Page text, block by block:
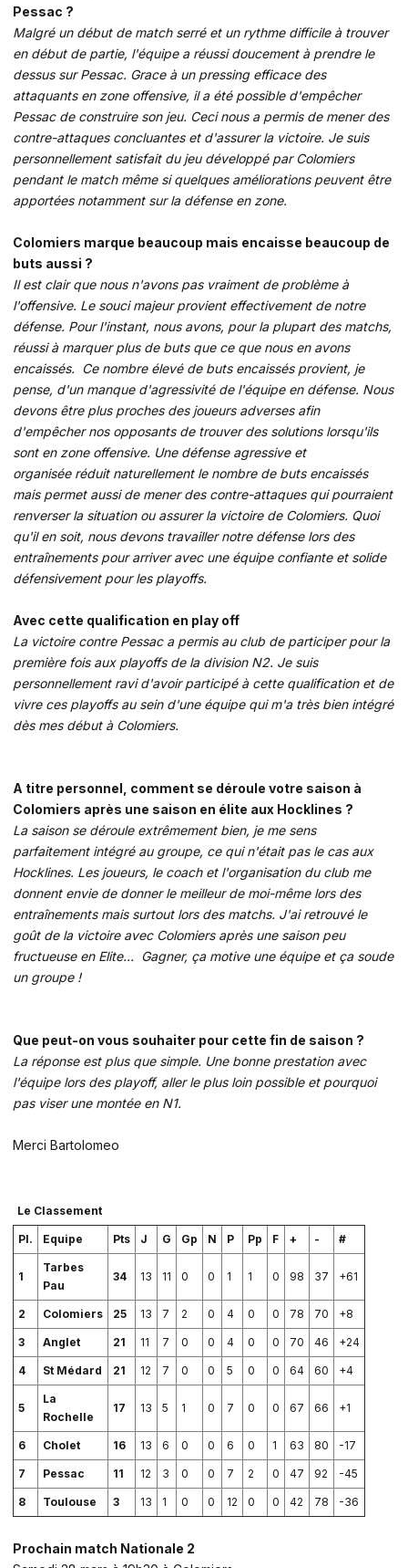
Pessac ?
Malgré un début de match serré et un rythme difficile à trouver
en début de partie, l'équipe a réussi doucement à prendre le
dessus sur Pessac. Grace à un pressing efficace des
attaquants en zone offensive, il a été possible d'empêcher
Pessac de construire son jeu. Ceci nous a permis de mener des
contre-attaques concluantes et d'assurer la victoire. Je suis
personnellement satisfait du jeu développé par Colomiers
pendant le match même si quelques améliorations peuvent être
apportées notamment sur la défense en zone.
Colomiers marque beaucoup mais encaisse beaucoup de
buts aussi ?
Il est clair que nous n'avons pas vraiment de problème à
l'offensive. Le souci majeur provient effectivement de notre
défense. Pour l'instant, nous avons, pour la plupart des matchs,
réussi à marquer plus de buts que ce que nous en avons
encaissés. Ce nombre élevé de buts encaissés provient, je
pense, d'un manque d'agressivité de l'équipe en défense. Nous
devons être plus proches des joueurs adverses afin
d'empêcher nos opposants de trouver des solutions lorsqu'ils
sont en zone offensive. Une défense agressive et
organisée réduit naturellement le nombre de buts encaissés
mais permet aussi de mener des contre-attaques qui pourraient
renverser la situation ou assurer la victoire de Colomiers. Quoi
qu'il en soit, nous devons travailler notre défense lors des
entraînements pour arriver avec une équipe confiante et solide
défensivement pour les playoffs.
Avec cette qualification en play off
La victoire contre Pessac a permis au club de participer pour la
première fois aux playoffs de la division N2. Je suis
personnellement ravi d'avoir participé à cette qualification et de
vivre ces playoffs au sein d'une équipe qui m'a très bien intégré
dès mes début à Colomiers.
A titre personnel, comment se déroule votre saison à
Colomiers après une saison en élite aux Hocklines ?
La saison se déroule extrêmement bien, je me sens
parfaitement intégré au groupe, ce qui n'était pas le cas aux
Hocklines. Les joueurs, le coach et l'organisation du club me
donnent envie de donner le meilleur de moi-même lors des
entraînements mais surtout lors des matchs. J'ai retrouvé le
goût de la victoire avec Colomiers après une saison peu
fructueuse en Elite... Gagner, ça motive une équipe et ça soude
un groupe !
Que peut-on vous souhaiter pour cette fin de saison ?
La réponse est plus que simple. Une bonne prestation avec
l'équipe lors des playoff, aller le plus loin possible et pourquoi
pas viser une montée en N1.
Merci Bartolomeo
Le Classement
Pl. Equipe Pts J G Gp N P Pp F + - #
1
Tarbes
Pau
34 13 11 0 0 1 1 0 98 37 +61
2 Colomiers 25 13 7 2 0 4 0 0 78 70 +8
3 Anglet 21 11 7 0 0 4 0 0 70 46 +24
4 St Médard 21 12 7 0 0 5 0 0 64 60 +4
5
La
Rochelle
17 13 5 1 0 7 0 0 67 66 +1
6 Cholet 16 13 6 0 0 6 0 1 63 80 -17
7 Pessac 11 12 3 0 0 7 2 0 47 92 -45
8 Toulouse 3 13 1 0 0 12 0 0 42 78 -36
Prochain match Nationale 2